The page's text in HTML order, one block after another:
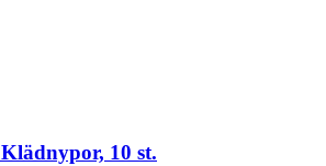
Klädnypor, 10 st.